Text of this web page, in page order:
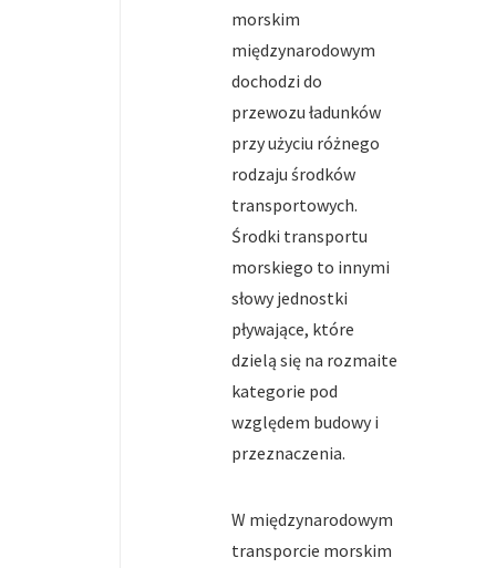
morskim
międzynarodowym
dochodzi do
przewozu ładunków
przy użyciu różnego
rodzaju środków
transportowych.
Środki transportu
morskiego to innymi
słowy jednostki
pływające, które
dzielą się na rozmaite
kategorie pod
względem budowy i
przeznaczenia.
W międzynarodowym
transporcie morskim